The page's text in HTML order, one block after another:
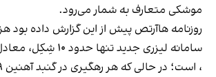
موشکی متعارف به شمار می‌رود.
روزنامه هاآرتص پیش از این گزارش داده بود
سامانه لیزری جدید تنها حدود ۱۰ شِکِل،